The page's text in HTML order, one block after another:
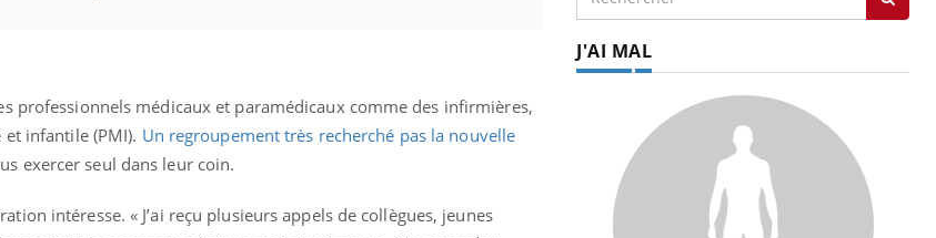
professionnels médicaux et paramédicaux comme des infirmières,
infantile (PMI). Un regroupement très recherché pas la nouvelle
exercer seul dans leur coin.
intéresse. « J’ai reçu plusieurs appels de collègues, jeunes
J'AI MAL